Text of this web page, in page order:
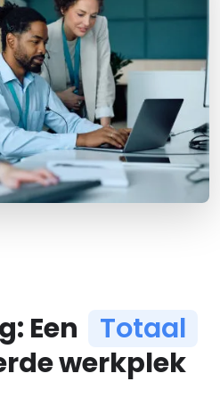
Een
Totaal
werkplek